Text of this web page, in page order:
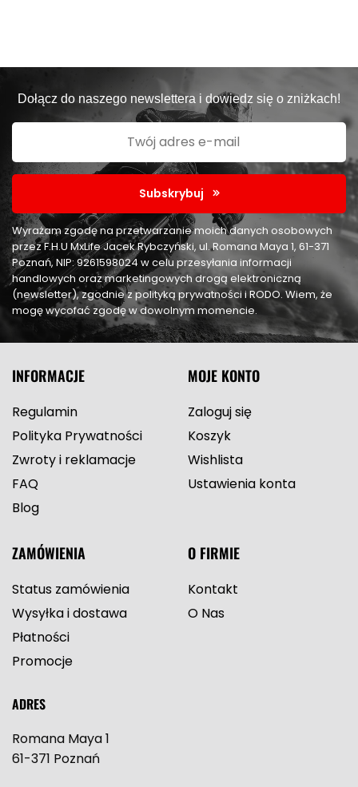
Dołącz do naszego newslettera i dowiedz się o zniżkach!
Subskrybuj
Wyrażam zgodę na przetwarzanie moich danych osobowych
przez F.H.U MxLife Jacek Rybczyński, ul. Romana Maya 1, 61-371
Poznań, NIP: 9261598024 w celu przesyłania informacji
handlowych oraz marketingowych drogą elektroniczną
(newsletter), zgodnie z polityką prywatności i RODO. Wiem, że
mogę wycofać zgodę w dowolnym momencie.
INFORMACJE
Regulamin
Polityka Prywatności
Zwroty i reklamacje
FAQ
Blog
MOJE KONTO
Zaloguj się
Koszyk
Wishlista
Ustawienia konta
ZAMÓWIENIA
Status zamówienia
Wysyłka i dostawa
Płatności
Promocje
O FIRMIE
Kontakt
O Nas
ADRES
Romana Maya 1
61-371 Poznań